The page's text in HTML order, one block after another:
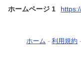
ホームページ 1
ホーム - 利用規約 -